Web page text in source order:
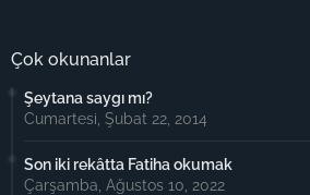
Çok okunanlar
Şeytana saygı mı?
Cumartesi, Şubat 22, 2014
Son iki rekâtta Fatiha okumak
Çarşamba, Ağustos 10, 2022